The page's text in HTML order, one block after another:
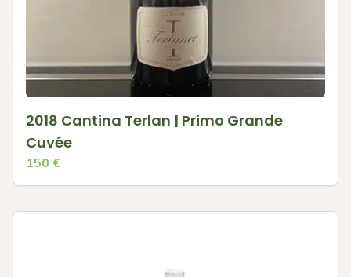
2018 Cantina Terlan | Primo Grande
Cuvée
150 €